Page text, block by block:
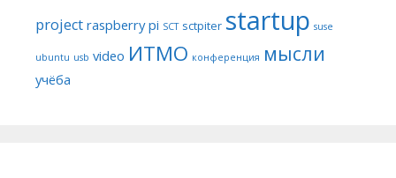
project raspberry pi SCT sctpiter startup suse
ubuntu usb video ИТМО конференция мысли
учёба